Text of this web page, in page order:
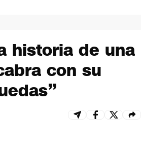
historia de una
con su